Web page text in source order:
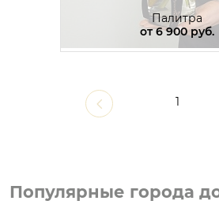
Палитра
от6 900 руб.
1
Популярные города